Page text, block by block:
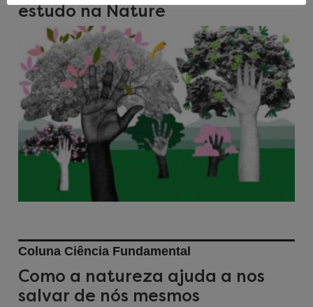
estudo na Nature
Coluna Ciência Fundamental
Como a natureza ajuda a nos
salvar de nós mesmos